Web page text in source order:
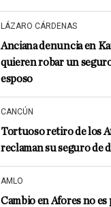
LÁZARO CÁRDENAS
Anciana denuncia en
quieren robar un
esposo
CANCÚN
Tortuoso retiro de los
reclaman su seguro de
AMLO
Cambio en Afores no es